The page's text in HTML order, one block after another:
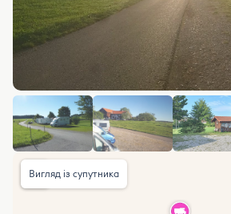
Вигляд із супутника